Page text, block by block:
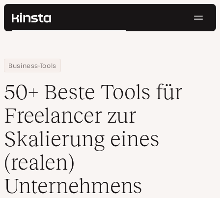
Kinsta®
Preise
Kontakt
Suchen
Home
Ressourcen Center
Business-Tools
50+ Beste Tools für Freelancer zur Skalierung eines (realen)
50+ Beste Tools für
Freelancer zur
Skalierung eines
(realen)
Unternehmens